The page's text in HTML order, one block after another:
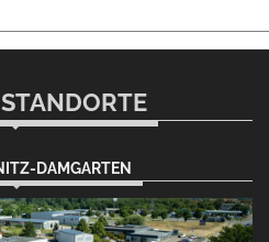
DAMGARTEN